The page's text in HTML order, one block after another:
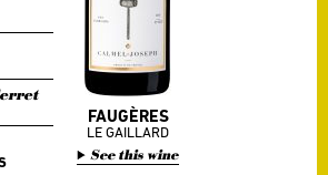
FAUGÈRES
LE GAILLARD
See this wine